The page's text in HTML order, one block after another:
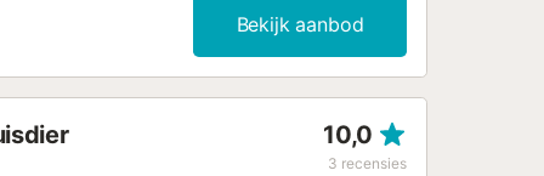
is dit vakantiehuis niet geschikt
buitenruimte is voorzien van een
kunt genieten van onvergetelijke
via een verharde weg....
Bekijk aanbod
10,0
3 recensies